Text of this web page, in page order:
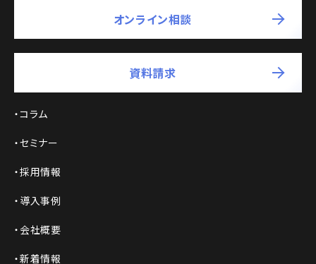
オンライン相談
資料請求
コラム
セミナー
採用情報
導入事例
会社概要
新着情報